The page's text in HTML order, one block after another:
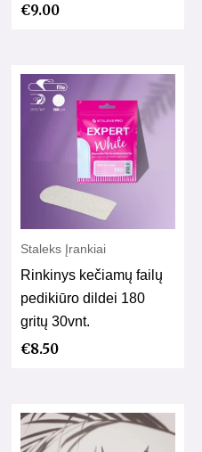
€9.00
Staleks Įrankiai
Rinkinys kečiamų failų
pedikiūro dildei 180
gritų 30vnt.
€8.50